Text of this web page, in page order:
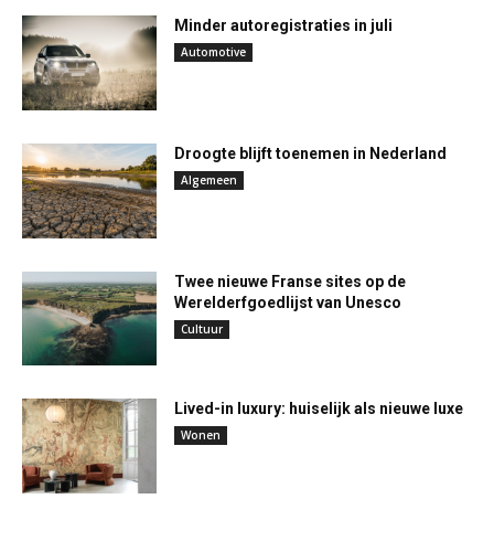
Minder autoregistraties in juli
Automotive
Droogte blijft toenemen in Nederland
Algemeen
Twee nieuwe Franse sites op de
Werelderfgoedlijst van Unesco
Cultuur
Lived-in luxury: huiselijk als nieuwe luxe
Wonen